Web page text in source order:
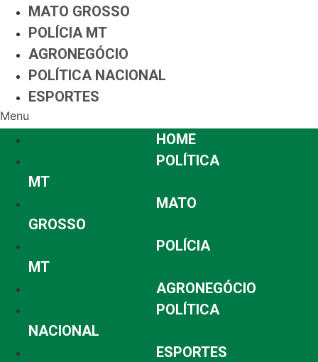
MATO GROSSO
POLÍCIA MT
AGRONEGÓCIO
POLÍTICA NACIONAL
ESPORTES
Menu
HOME
POLÍTICA
MT
MATO
GROSSO
POLÍCIA
MT
AGRONEGÓCIO
POLÍTICA
NACIONAL
ESPORTES